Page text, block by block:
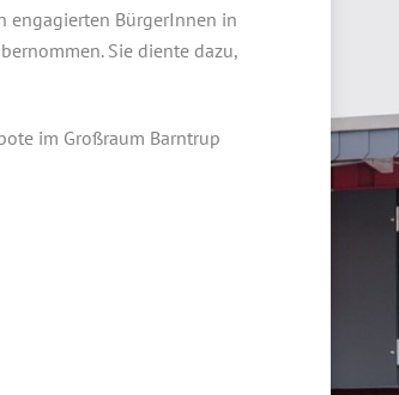
engagierten BürgerInnen in
Sie diente dazu,
im Großraum Barntrup